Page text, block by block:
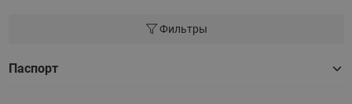
Фильтры
Паспорт